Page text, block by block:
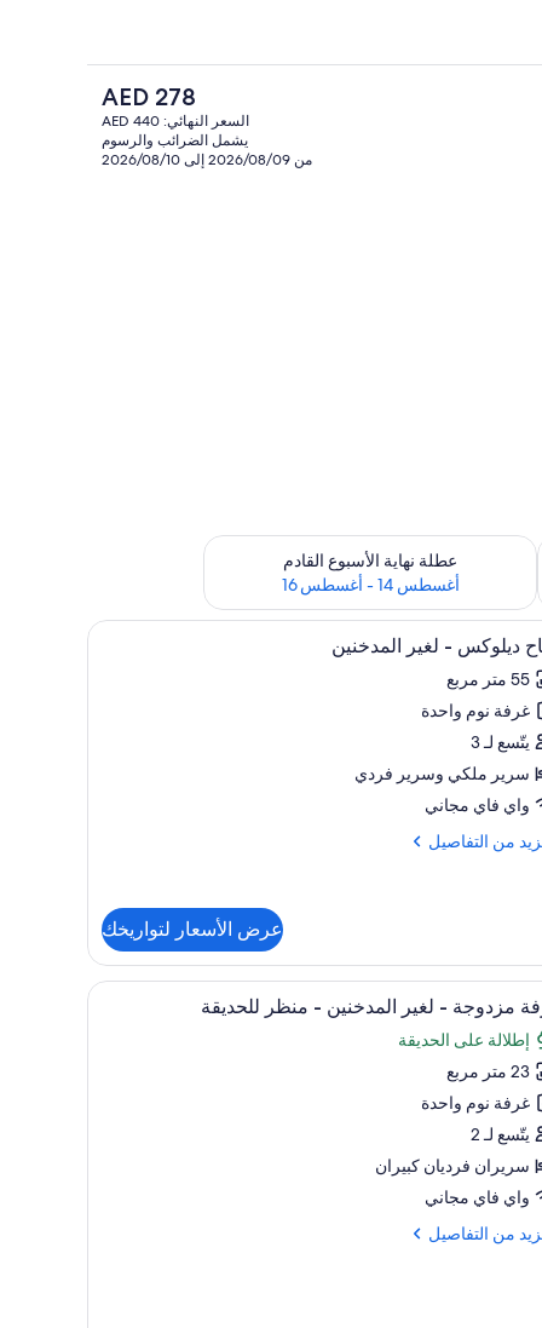
المنشأة من الخارج
السعر
الحالي
هو
AED
AED 278
السعر النهائي: AED 440
يشمل الضرائب والرسوم
من 2026/08/09 إلى 2026/08/10
أغسطس 7 - أغسطس 9
عطلة نهاية الأسبوع القادم
أغسطس 14 - أغسطس 16
تحقق من مدى التوفر لعطلة نهاية الأسبوع القادم للفترة أغسطس 14 - أغسطس 16
شكل الجسم وميني بار أغطية فراش متميزة وأسرّة بإسفنج يتكيف مع
8 ديلوكس - لغير المدخنين
55 متر مربع
غرفة نوم واحدة
يتّسع لـ 3
سرير ملكي‫‬ وسرير فردي
واي فاي مجاني
من التفاصيل
عرض الأسعار لتواريخك
أغطية فراش متميزة وأسرّة بإسفنج يتكيف مع
10 مزدوجة - لغير المدخنين - منظر للحديقة
إطلالة على الحديقة
23 متر مربع
غرفة نوم واحدة
يتّسع لـ 2
سريران فرديان كبيران
واي فاي مجاني
من التفاصيل